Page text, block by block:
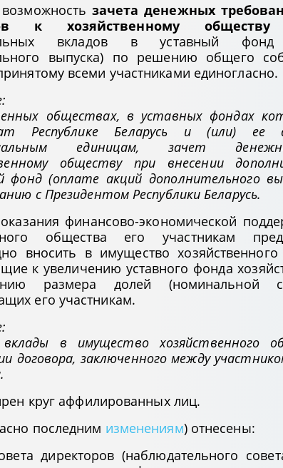
зачета денежных
к хозяйственному обществу
вкладов в уставный
выпуска) по решению общего
всеми участниками единогласно.
обществах, в уставных фондах
Республике Беларусь и (или) ее
единицам, зачет
обществу при внесении
фонд (оплате акций дополнительного
с Президентом Республики Беларусь.
финансово-экономической
общества его участникам
вносить в имущество
к увеличению уставного фонда
размера долей (номинальной
его участникам.
вклады в имущество хозяйственного
договора, заключенного между
круг аффилированных лиц.
последним изменениям) отнесены:
директоров (наблюдательного